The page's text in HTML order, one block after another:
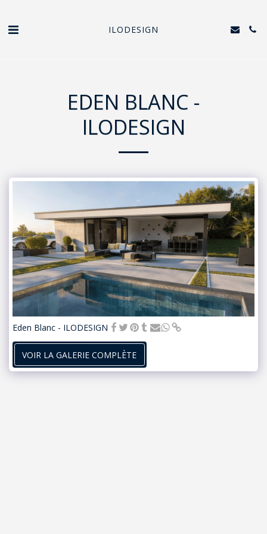
ILODESIGN
EDEN BLANC -
ILODESIGN
Eden Blanc - ILODESIGN
VOIR LA GALERIE COMPLÈTE